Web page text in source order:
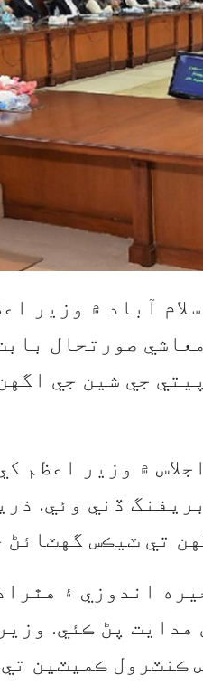
آباد ۾ وزير
صورتحال
جي شين جي
۾ وزير اعظم
ڏني وئي.
تي ٽيڪس گهٽائڻ
اندوزي ۽
هدايت پڻ ڪئي.
ڪنٽرول ڪميٽين